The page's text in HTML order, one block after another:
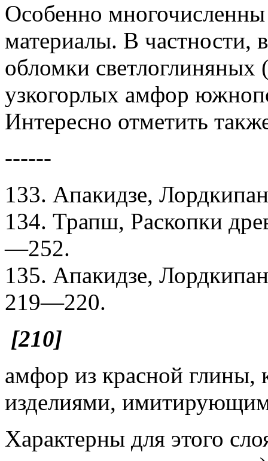
Особенно
материалы. В частности,
обломки
узкогорлых амфор
Интересно отметить
------
133. Апакидзе,
134. Трапш, Раскопки
—252.
135. Апакидзе,
219—220.
[210]
амфор из красной глины,
изделиями,
Характерны для этого